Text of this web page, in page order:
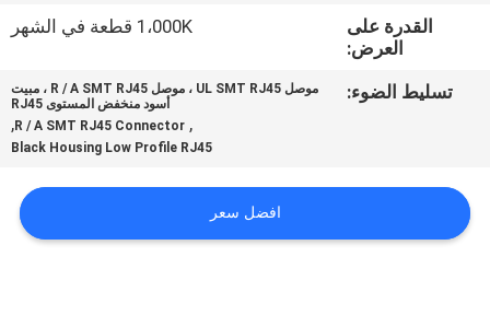
اطلب
خريطة
الموقع
القدرة على
العرض:
1،000K قطعة في الشهر
تسليط الضوء:
موصل UL SMT RJ45 ، موصل R / A SMT RJ45 ، مبيت
أسود منخفض المستوى RJ45
,
R / A SMT RJ45 Connector
,
Black Housing Low Profile RJ45
افضل سعر